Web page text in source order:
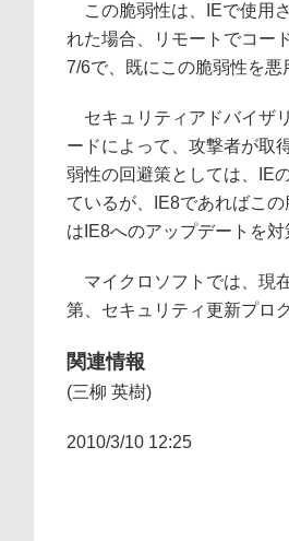
この脆弱性は、IEで使用
れた場合、リモートでコー
7/6で、既にこの脆弱性を悪
セキュリティアドバイザ
ードによって、攻撃者が取
弱性の回避策としては、IE
ているが、IE8であればこ
はIE8へのアップデートを対
マイクロソフトでは、現
第、セキュリティ更新プロ
関連情報
(三柳 英樹)
2010/3/10 12:25